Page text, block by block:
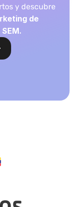
y descubre
de